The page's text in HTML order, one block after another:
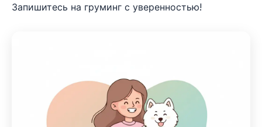
Запишитесь на груминг с уверенностью!